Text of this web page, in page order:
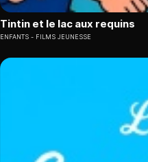
Tintin et le lac aux requins
ENFANTS FILMS JEUNESSE